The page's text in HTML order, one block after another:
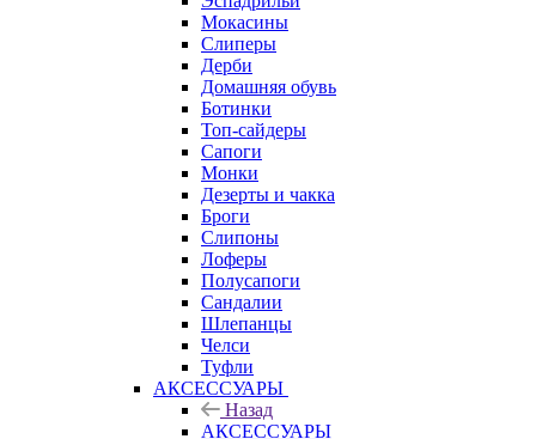
Мокасины
Слиперы
Дерби
Домашняя обувь
Ботинки
Топ-сайдеры
Сапоги
Монки
Дезерты и чакка
Броги
Слипоны
Лоферы
Полусапоги
Сандалии
Шлепанцы
Челси
Туфли
АКСЕССУАРЫ
Назад
АКСЕССУАРЫ